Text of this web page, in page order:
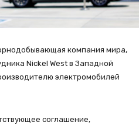
компания мира,
Nickel West в Западной
электромобилей
соглашение,